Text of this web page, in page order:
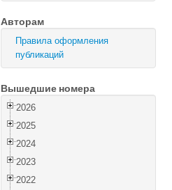
Авторам
Правила оформления
публикаций
Вышедшие номера
2026
2025
2024
2023
2022